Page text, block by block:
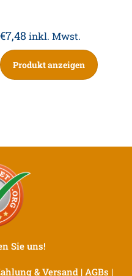
€7,48 inkl. Mwst.
Produkt anzeigen
Sie uns!
& Versand| AGBs |